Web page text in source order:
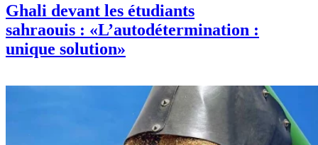
Ghali devant les étudiants
sahraouis : «L’autodétermination :
unique solution»